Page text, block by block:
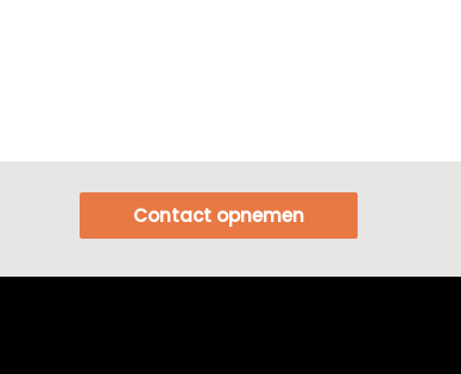
Contact opnemen